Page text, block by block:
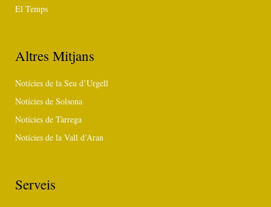
El Temps
Altres Mitjans
Notícies de la Seu d’Urgell
Notícies de Solsona
Notícies de Tàrrega
Notícies de la Vall d’Aran
Serveis